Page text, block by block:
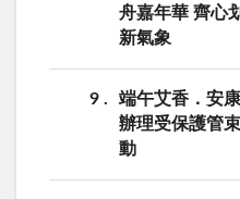
舟嘉年華 齊心
新氣象
9
端午艾香．安
辦理受保護管
動